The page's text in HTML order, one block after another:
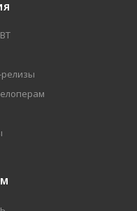
релизы